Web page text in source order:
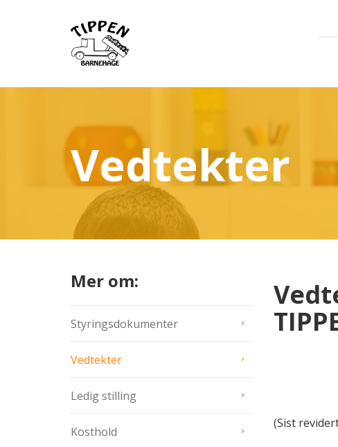
Vedtekter
(Sist
Mer om:
Styringsdokumenter
Vedtekter
Ledig stilling
Kosthold